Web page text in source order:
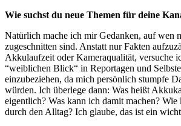
Wie suchst du neue Themen für deine
Natürlich mache ich mir Gedanken, auf wen
zugeschnitten sind. Anstatt nur Fakten
Akkulaufzeit oder Kameraqualität, versuche
“weiblichen Blick“ in Reportagen und
einzubeziehen, da mich persönlich stumpfe
würden. Ich überlege dann: Was heißt
eigentlich? Was kann ich damit machen?
durch den Alltag? Ich glaube, das ist ein